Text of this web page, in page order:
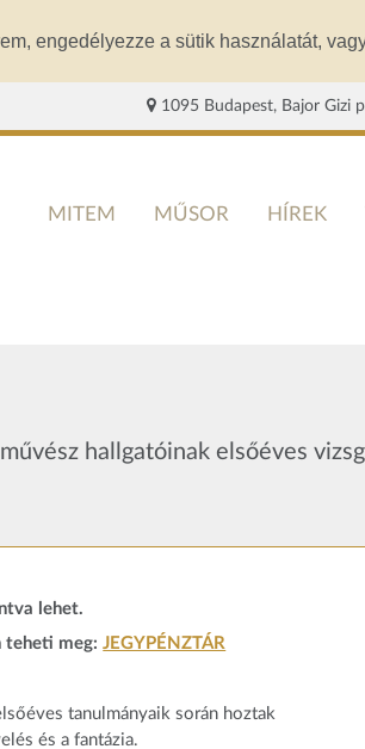
engedélyezze a sütik használatát,
1095 Budapest, Bajor Gizi
MITEM MŰSOR HÍREK
hallgatóinak elsőéves
lehet.
teheti meg:JEGYPÉNZTÁR
tanulmányaik során hoztak
és a fantázia.